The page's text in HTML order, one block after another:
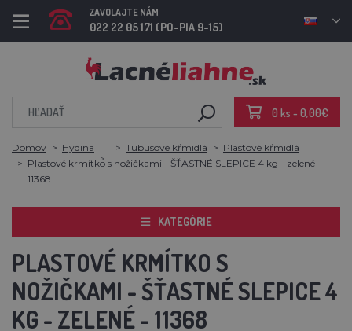
ZAVOLAJTE NÁM
022 22 05 171 (PO-PIA 9-15)
0 ks - 0,00€
Domov Hydina Tubusové kŕmidlá
Plastové kŕmidlá
Plastové krmítko s nožičkami - ŠŤASTNÉ SLEPICE 4 kg - zelené -
11368
KATEGÓRIE
PLASTOVÉ KRMÍTKO S
NOŽIČKAMI - ŠŤASTNÉ SLEPICE 4
KG - ZELENÉ - 11368